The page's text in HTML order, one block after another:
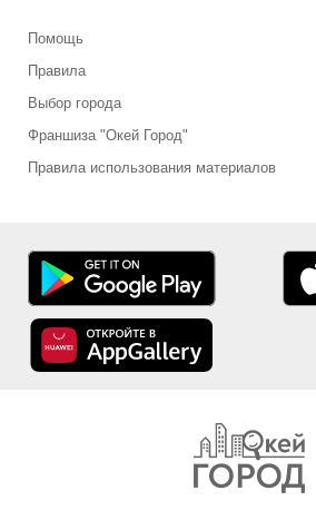
Помощь
Правила
Выбор города
Франшиза "Окей Город"
Правила использования материалов